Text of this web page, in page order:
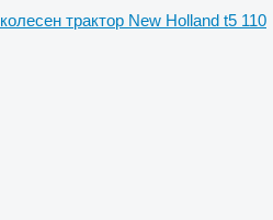
колесен трактор New Holland t5 110